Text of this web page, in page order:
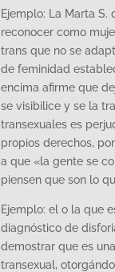
Ejemplo: La Marta S.
reconocer como
trans que no se
de feminidad
encima afirme que
se visibilice y se la
transexuales es
propios derechos,
a que «la gente se
piensen que son lo
Ejemplo: el o la que
diagnóstico de
demostrar que es
transexual,